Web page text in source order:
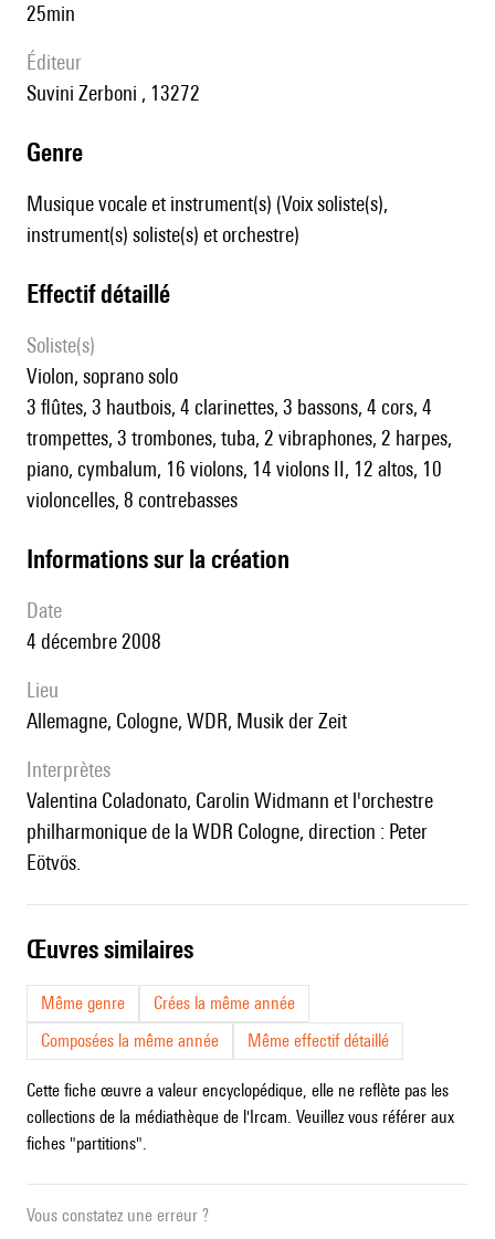
25min
éditeur
Suvini Zerboni , 13272
genre
Musique vocale et instrument(s) (Voix soliste(s),
instrument(s) soliste(s) et orchestre)
effectif détaillé
Soliste(s)
violon, soprano solo
3 flûtes, 3 hautbois, 4 clarinettes, 3 bassons, 4 cors, 4
trompettes, 3 trombones, tuba, 2 vibraphones, 2 harpes,
piano, cymbalum, 16 violons, 14 violons II, 12 altos, 10
violoncelles, 8 contrebasses
informations sur la création
date
4 décembre 2008
lieu
Allemagne, Cologne, WDR, Musik der Zeit
interprètes
Valentina Coladonato, Carolin Widmann et l'orchestre
philharmonique de la WDR Cologne, direction : Peter
Eötvös.
œuvres similaires
Même genre
Crées la même année
Composées la même année
Même effectif détaillé
Cette fiche œuvre a valeur encyclopédique, elle ne reflète pas les
collections de la médiathèque de l'Ircam. Veuillez vous référer aux
fiches "partitions".
Vous constatez une erreur ?